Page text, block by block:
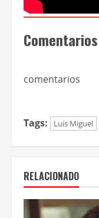
Comentarios
comentarios
Tags: Luis Miguel
RELACIONADO